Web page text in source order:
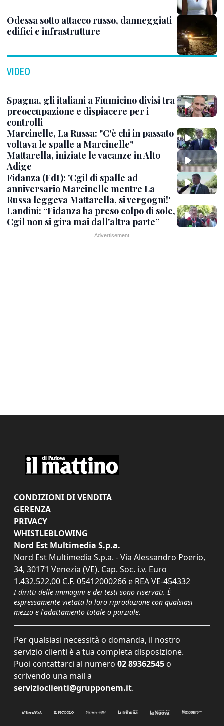
Odessa sotto attacco russo, danneggiati
edifici e infrastrutture
VIDEO
Spagna, gli italiani a Fiumicino divisi tra
preoccupazione e dispiacere per i
controlli
Marcinelle, La Russa: "C'è chi in passato
voltava le spalle a Marcinelle"
Mattarella, iniziate le vacanze in Alto
Adige
Fidanza (FdI): 'Cgil di spalle ad
anniversario Marcinelle mentre La
Russa leggeva Mattarella, si vergogni!'
Landini: “Fidanza ha preso colpo di sole,
Cgil non si gira mai dall'altra parte”
CONDIZIONI DI VENDITA
GERENZA
PRIVACY
WHISTLEBLOWING
Nord Est Multimedia S.p.a.
Nord Est Multimedia S.p.a. - Via Alessandro Poerio,
34, 30171 Venezia (VE). Cap. Soc. i.v. Euro
1.432.522,00 C.F. 05412000266 e REA VE-454332
I diritti delle immagini e dei testi sono riservati. È
espressamente vietata la loro riproduzione con qualsiasi
mezzo e l'adattamento totale o parziale.
Per qualsiasi necessità o domanda, il nostro
servizio clienti è a tua completa disposizione.
Puoi contattarci al numero 02 89362545 o
scrivendo una mail a
servizioclienti@grupponem.it.